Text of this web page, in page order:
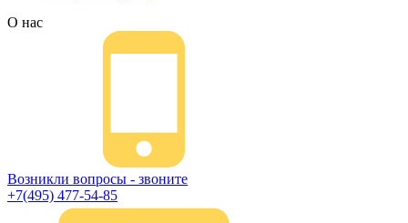
О нас
Возникли вопросы - звоните
+7(495) 477-54-85